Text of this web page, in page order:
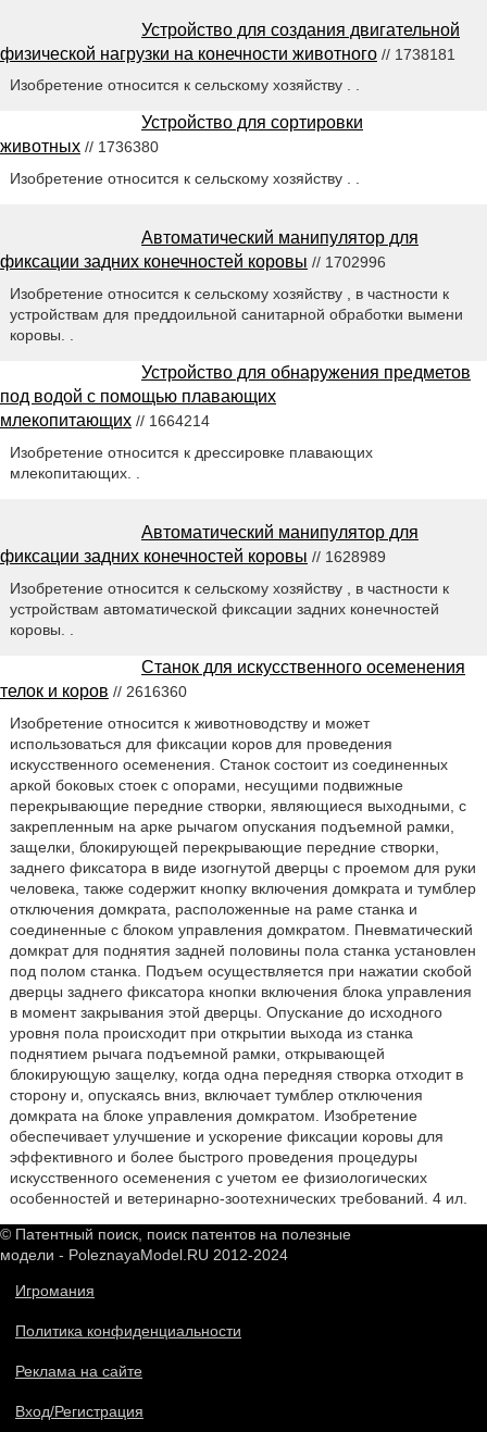
Устройство для создания двигательной
физической нагрузки на конечности животного // 1738181
Изобретение относится к сельскому хозяйству . .
Устройство для сортировки
животных // 1736380
Изобретение относится к сельскому хозяйству . .
Автоматический манипулятор для
фиксации задних конечностей коровы // 1702996
Изобретение относится к сельскому хозяйству , в частности к
устройствам для преддоильной санитарной обработки вымени
коровы. .
Устройство для обнаружения предметов
под водой с помощью плавающих
млекопитающих // 1664214
Изобретение относится к дрессировке плавающих
млекопитающих. .
Автоматический манипулятор для
фиксации задних конечностей коровы // 1628989
Изобретение относится к сельскому хозяйству , в частности к
устройствам автоматической фиксации задних конечностей
коровы. .
Станок для искусственного осеменения
телок и коров // 2616360
Изобретение относится к животноводству и может
использоваться для фиксации коров для проведения
искусственного осеменения. Станок состоит из соединенных
аркой боковых стоек с опорами, несущими подвижные
перекрывающие передние створки, являющиеся выходными, с
закрепленным на арке рычагом опускания подъемной рамки,
защелки, блокирующей перекрывающие передние створки,
заднего фиксатора в виде изогнутой дверцы с проемом для руки
человека, также содержит кнопку включения домкрата и тумблер
отключения домкрата, расположенные на раме станка и
соединенные с блоком управления домкратом. Пневматический
домкрат для поднятия задней половины пола станка установлен
под полом станка. Подъем осуществляется при нажатии скобой
дверцы заднего фиксатора кнопки включения блока управления
в момент закрывания этой дверцы. Опускание до исходного
уровня пола происходит при открытии выхода из станка
поднятием рычага подъемной рамки, открывающей
блокирующую защелку, когда одна передняя створка отходит в
сторону и, опускаясь вниз, включает тумблер отключения
домкрата на блоке управления домкратом. Изобретение
обеспечивает улучшение и ускорение фиксации коровы для
эффективного и более быстрого проведения процедуры
искусственного осеменения с учетом ее физиологических
особенностей и ветеринарно-зоотехнических требований. 4 ил.
© Патентный поиск, поиск патентов на полезные
модели - PoleznayaModel.RU 2012-2024
Игромания
Политика конфиденциальности
Реклама на сайте
Вход/Регистрация